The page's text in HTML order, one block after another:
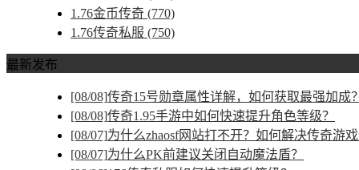
1.76金币传奇 (770)
1.76传奇私服 (750)
最新发布
[08/08]传奇15号勋章属性详解，如何获取最强加成？
[08/08]传奇1.95手游中如何快速提升角色等级？
[08/07]为什么zhaosf网站打不开？如何解决传奇游戏
[08/07]为什么PK前建议关闭自动魔法盾？